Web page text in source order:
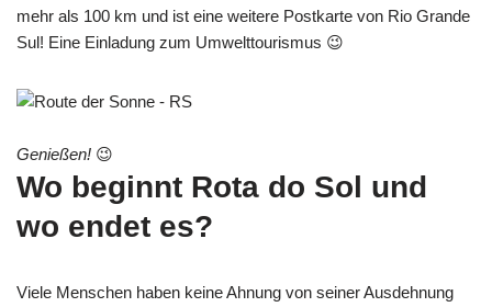
mehr als 100 km und ist eine weitere Postkarte von Rio Grande
Sul! Eine Einladung zum Umwelttourismus 😉
Genießen! 😉
Wo beginnt Rota do Sol und
wo endet es?
Viele Menschen haben keine Ahnung von seiner Ausdehnung